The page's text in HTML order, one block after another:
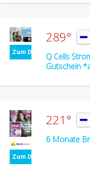
Zum Deal
289° 
Q Cells
Gutschein
Zum Deal
221° 
6 Monate